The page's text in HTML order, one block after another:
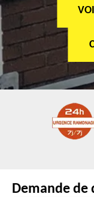
Demande de